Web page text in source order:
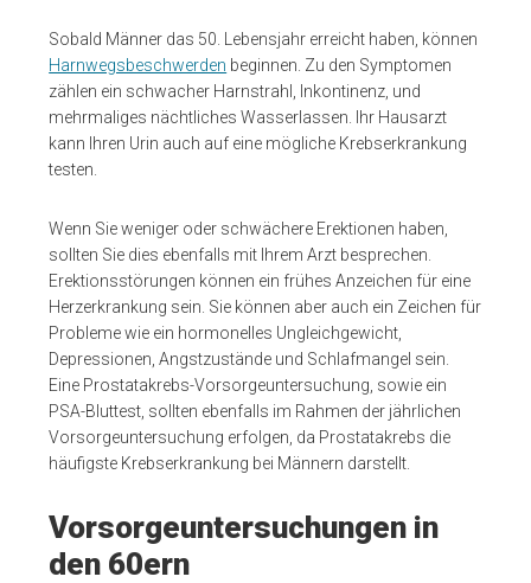
Sobald Männer das 50. Lebensjahr erreicht haben, können
Harnwegsbeschwerden beginnen. Zu den Symptomen
zählen ein schwacher Harnstrahl, Inkontinenz, und
mehrmaliges nächtliches Wasserlassen. Ihr Hausarzt
kann Ihren Urin auch auf eine mögliche Krebserkrankung
testen.
Wenn Sie weniger oder schwächere Erektionen haben,
sollten Sie dies ebenfalls mit Ihrem Arzt besprechen.
Erektionsstörungen können ein frühes Anzeichen für eine
Herzerkrankung sein. Sie können aber auch ein Zeichen für
Probleme wie ein hormonelles Ungleichgewicht,
Depressionen, Angstzustände und Schlafmangel sein.
Eine Prostatakrebs-Vorsorgeuntersuchung, sowie ein
PSA-Bluttest, sollten ebenfalls im Rahmen der jährlichen
Vorsorgeuntersuchung erfolgen, da Prostatakrebs die
häufigste Krebserkrankung bei Männern darstellt.
Vorsorgeuntersuchungen in
den 60ern